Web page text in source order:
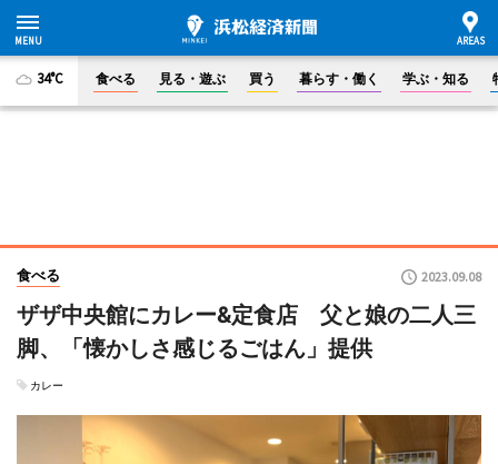
34°C 食べる 見る・遊ぶ 買う 暮らす・働く 学ぶ・知る
食べる 2023.09.08
ザザ中央館にカレー&定食店 父と娘の二人三
脚、「懐かしさ感じるごはん」提供
カレー